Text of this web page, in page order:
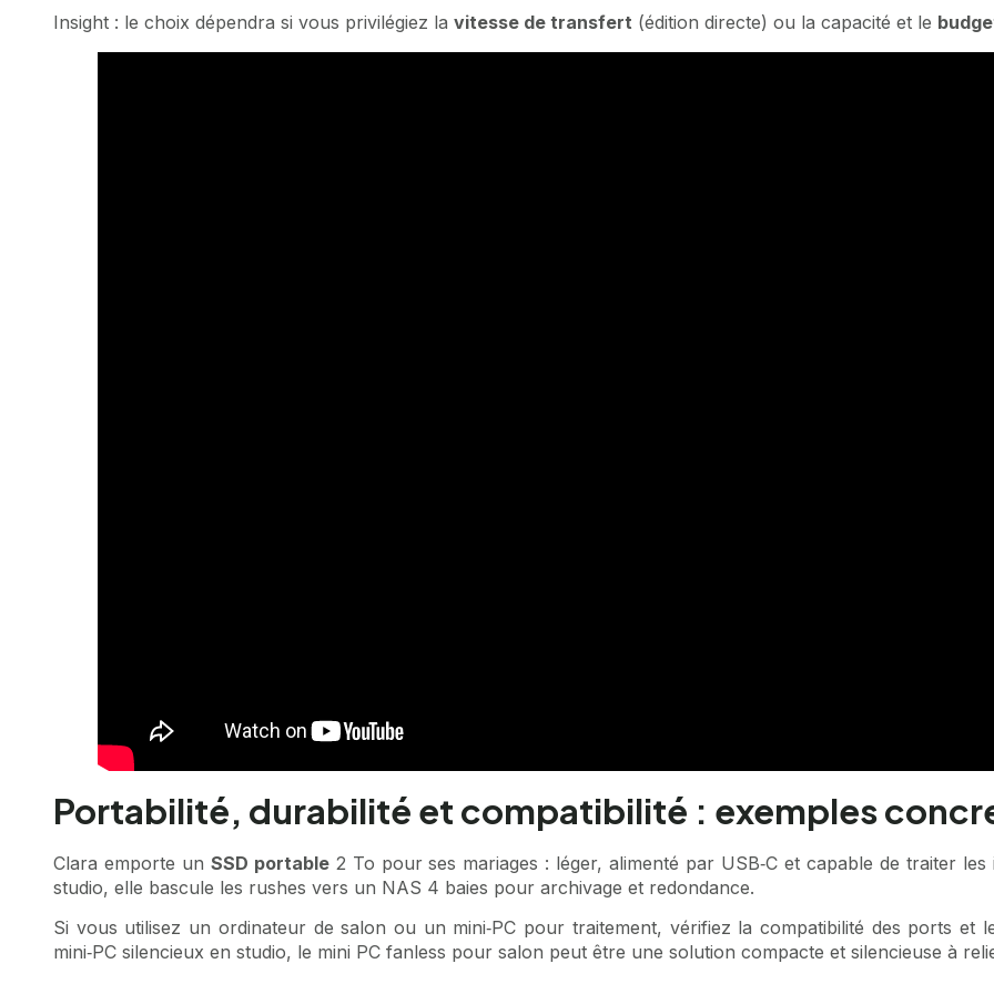
Insight : le choix dépendra si vous privilégiez la vitesse de transfert (édition directe) ou la capacité et le
Portabilité, durabilité et compatibilité : exemples
Clara emporte un SSD portable2 To pour ses mariages : léger, alimenté par USB‑C et capable de traiter
studio, elle bascule les rushes vers un NAS 4 baies pour archivage et redondance.
Si vous utilisez un ordinateur de salon ou un mini‑PC pour traitement, vérifiez la compatibilité des ports et
mini‑PC silencieux en studio, le mini PC fanless pour salon peut être une solution compacte et silencieuse à